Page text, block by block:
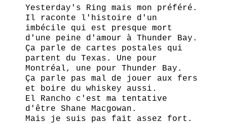
Yesterday's Ring mais mon préféré.
Il raconte l'histoire d'un
imbécile qui est presque mort
d'une peine d'amour à Thunder Bay.
Ça parle de cartes postales qui
partent du Texas. Une pour
Montréal, une pour Thunder Bay.
Ça parle pas mal de jouer aux fers
et boire du whiskey aussi.
El Rancho c'est ma tentative
d'être Shane Macgowan.
Mais je suis pas fait assez fort.